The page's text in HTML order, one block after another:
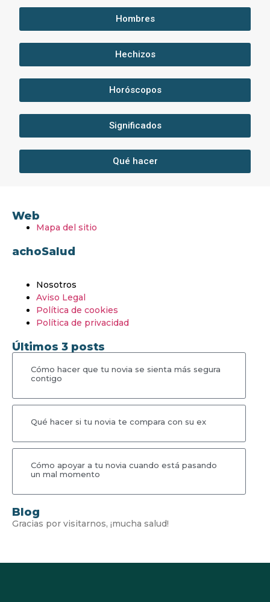
Hombres
Hechizos
Horóscopos
Significados
Qué hacer
Web
Mapa del sitio
achoSalud
Nosotros
Aviso Legal
Política de cookies
Política de privacidad
Últimos 3 posts
Cómo hacer que tu novia se sienta más segura
contigo
Qué hacer si tu novia te compara con su ex
Cómo apoyar a tu novia cuando está pasando
un mal momento
Blog
Gracias por visitarnos, ¡mucha salud!